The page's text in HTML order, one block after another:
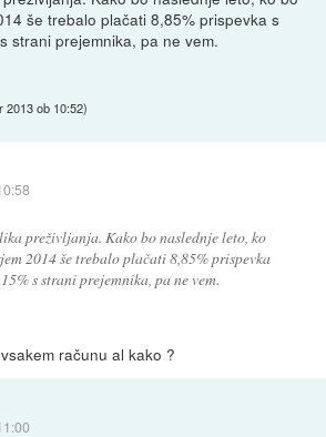
še trebalo plačati 8,85% prispevka s
strani prejemnika, pa ne vem.
2013 ob 10:52)
preživljanja. Kako bo naslednje leto, ko
2014 še trebalo plačati 8,85% prispevka
s strani prejemnika, pa ne vem.
računu al kako ?